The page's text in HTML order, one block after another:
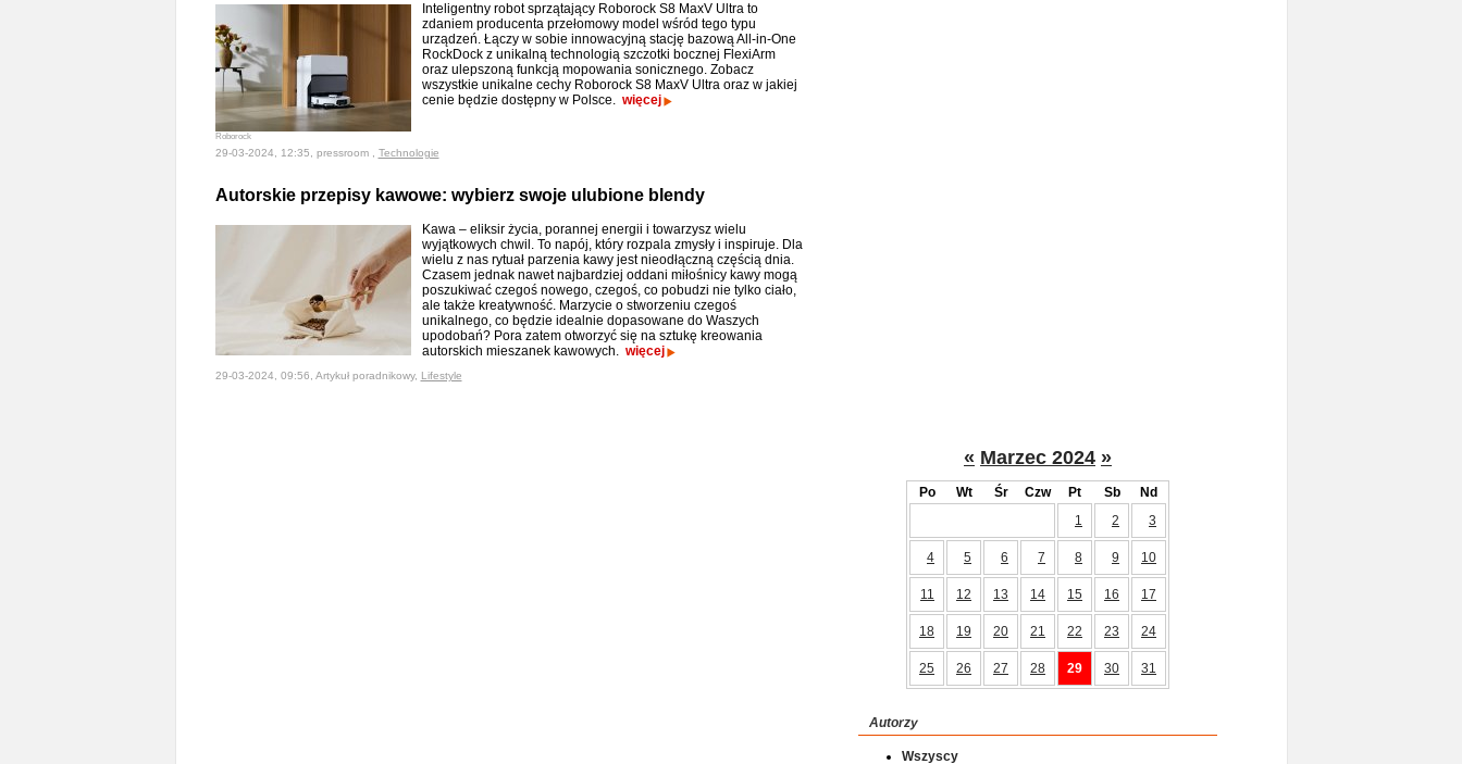
Roborock
Inteligentny robot sprzątający Roborock S8 MaxV Ultra to
zdaniem producenta przełomowy model wśród tego typu
urządzeń. Łączy w sobie innowacyjną stację bazową All-in-One
RockDock z unikalną technologią szczotki bocznej FlexiArm
oraz ulepszoną funkcją mopowania sonicznego. Zobacz
wszystkie unikalne cechy Roborock S8 MaxV Ultra oraz w jakiej
cenie będzie dostępny w Polsce. więcej
29-03-2024, 12:35, pressroom , Technologie
Autorskie przepisy kawowe: wybierz swoje ulubione blendy
Kawa – eliksir życia, porannej energii i towarzysz wielu
wyjątkowych chwil. To napój, który rozpala zmysły i inspiruje. Dla
wielu z nas rytuał parzenia kawy jest nieodłączną częścią dnia.
Czasem jednak nawet najbardziej oddani miłośnicy kawy mogą
poszukiwać czegoś nowego, czegoś, co pobudzi nie tylko ciało,
ale także kreatywność. Marzycie o stworzeniu czegoś
unikalnego, co będzie idealnie dopasowane do Waszych
upodobań? Pora zatem otworzyć się na sztukę kreowania
autorskich mieszanek kawowych. więcej
29-03-2024, 09:56, Artykuł poradnikowy, Lifestyle
« Marzec 2024 »
Po Wt Śr Czw Pt Sb
Nd
1
2 3
4 5 6 7 8 9 10
11 12 13 14 15 16 17
18 19 20 21 22 23 24
25 26 27 28 29 30 31
Autorzy
Wszyscy